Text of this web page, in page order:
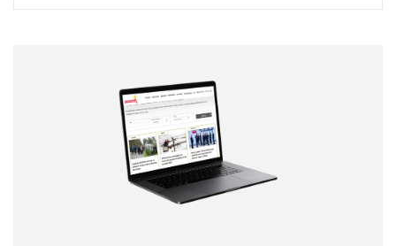
Correo electrónico
Tipo de comentario